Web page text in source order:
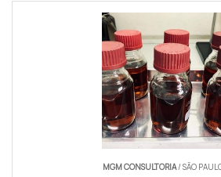
MGM CONSULTORIA/ SÃO